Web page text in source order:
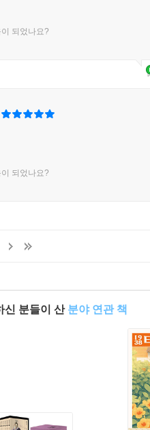
되었나요?
되었나요?
신 분들이 산 분야 연관 책